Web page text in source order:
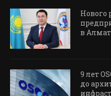
Нового
в
9 лет
до